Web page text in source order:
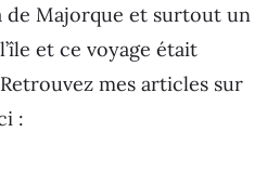
de Majorque et surtout un
et ce voyage était
mes articles sur
: